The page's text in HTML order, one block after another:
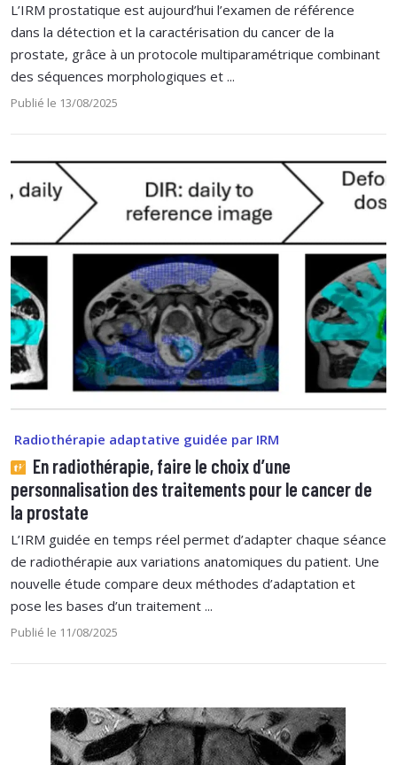
L’IRM prostatique est aujourd’hui l’examen de référence
dans la détection et la caractérisation du cancer de la
prostate, grâce à un protocole multiparamétrique combinant
des séquences morphologiques et ...
Publié le 13/08/2025
Radiothérapie adaptative guidée par IRM
En radiothérapie, faire le choix d’une
personnalisation des traitements pour le cancer de
la prostate
L’IRM guidée en temps réel permet d’adapter chaque séance
de radiothérapie aux variations anatomiques du patient. Une
nouvelle étude compare deux méthodes d’adaptation et
pose les bases d’un traitement ...
Publié le 11/08/2025